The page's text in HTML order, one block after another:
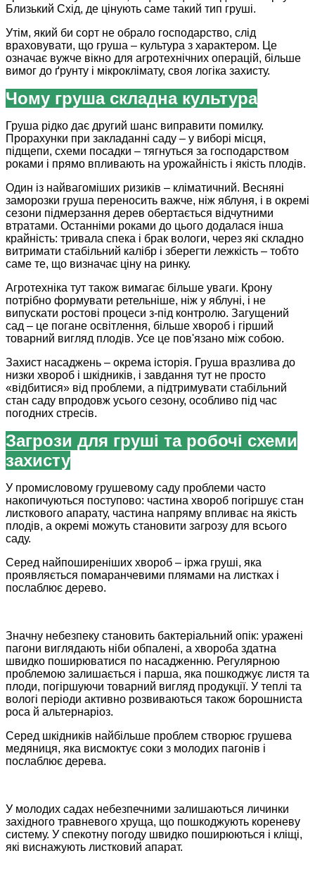
Близький Схід, де цінують саме такий тип груші.
Утім, який би сорт не обрало господарство, слід
враховувати, що груша – культура з характером. Це
означає вужче вікно для агротехнічних операцій, більше
вимог до ґрунту і мікроклімату, своя логіка захисту.
Чому груша складна культура
Груша рідко дає другий шанс виправити помилку.
Прорахунки при закладанні саду – у виборі місця,
підщепи, схеми посадки – тягнуться за господарством
роками і прямо впливають на урожайність і якість плодів.
Один із найвагоміших ризиків – кліматичний. Весняні
заморозки груша переносить важче, ніж яблуня, і в окремі
сезони підмерзання дерев обертається відчутними
втратами. Останніми роками до цього додалася інша
крайність: тривала спека і брак вологи, через які складно
витримати стабільний калібр і зберегти лежкість – тобто
саме те, що визначає ціну на ринку.
Агротехніка тут також вимагає більше уваги. Крону
потрібно формувати ретельніше, ніж у яблуні, і не
випускати ростові процеси з-під контролю. Загущений
сад – це погане освітлення, більше хвороб і гірший
товарний вигляд плодів. Усе це пов'язано між собою.
Захист насаджень – окрема історія. Груша вразлива до
низки хвороб і шкідників, і завдання тут не просто
«відбитися» від проблеми, а підтримувати стабільний
стан саду впродовж усього сезону, особливо під час
погодних стресів.
Загрози для груші та робочі схеми
захисту
У промисловому грушевому саду проблеми часто
накопичуються поступово: частина хвороб погіршує стан
листкового апарату, частина напряму впливає на якість
плодів, а окремі можуть становити загрозу для всього
саду.
Серед найпоширеніших хвороб – іржа груші, яка
проявляється помаранчевими плямами на листках і
послаблює дерево.
Значну небезпеку становить бактеріальний опік: уражені
пагони виглядають ніби обпалені, а хвороба здатна
швидко поширюватися по насадженню. Регулярною
проблемою залишається і парша, яка пошкоджує листя та
плоди, погіршуючи товарний вигляд продукції. У теплі та
вологі періоди активно розвиваються також борошниста
роса й альтернаріоз.
Серед шкідників найбільше проблем створює грушева
медяниця, яка висмоктує соки з молодих пагонів і
послаблює дерева.
У молодих садах небезпечними залишаються личинки
західного травневого хруща, що пошкоджують кореневу
систему. У спекотну погоду швидко поширюються і кліщі,
які виснажують листковий апарат.